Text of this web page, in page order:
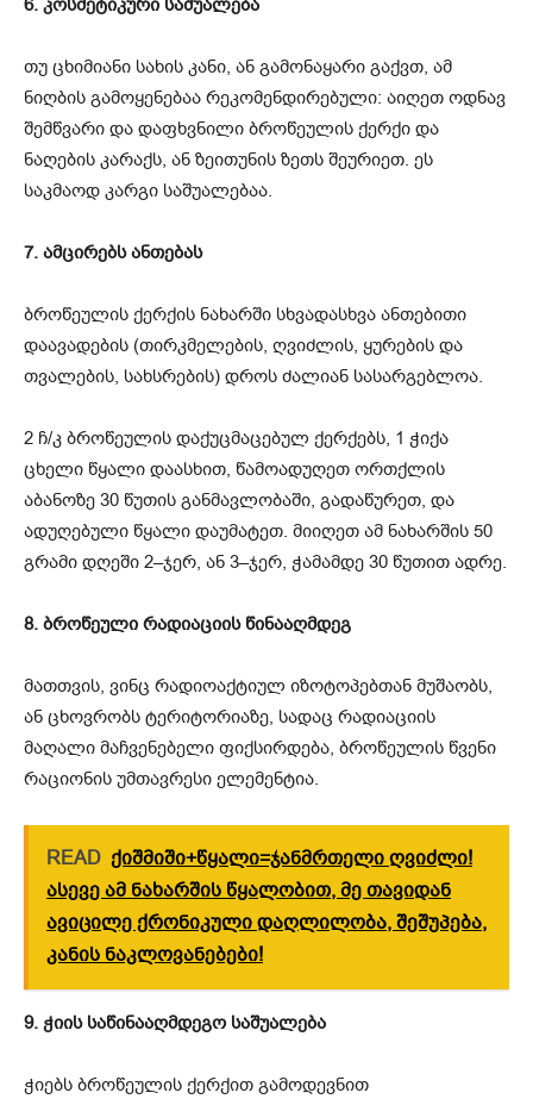
6. კოსმეტიკური საშუალება
თუ ცხიმიანი სახის კანი, ან გამონაყარი გაქვთ, ამ
ნიღბის გამოყენებაა რეკომენდირებული: აიღეთ ოდნავ
შემწვარი და დაფხვნილი ბროწეულის ქერქი და
ნაღების კარაქს, ან ზეითუნის ზეთს შეურიეთ. ეს
საკმაოდ კარგი საშუალებაა.
7. ამცირებს ანთებას
ბროწეულის ქერქის ნახარში სხვადასხვა ანთებითი
დაავადების (თირკმელების, ღვიძლის, ყურების და
თვალების, სახსრების) დროს ძალიან სასარგებლოა.
2 ჩ/კ ბროწეულის დაქუცმაცებულ ქერქებს, 1 ჭიქა
ცხელი წყალი დაასხით, წამოადუღეთ ორთქლის
აბანოზე 30 წუთის განმავლობაში, გადაწურეთ, და
ადუღებული წყალი დაუმატეთ. მიიღეთ ამ ნახარშის 50
გრამი დღეში 2–ჯერ, ან 3–ჯერ, ჭამამდე 30 წუთით ადრე.
8. ბროწეული რადიაციის წინააღმდეგ
მათთვის, ვინც რადიოაქტიულ იზოტოპებთან მუშაობს,
ან ცხოვრობს ტერიტორიაზე, სადაც რადიაციის
მაღალი მაჩვენებელი ფიქსირდება, ბროწეულის წვენი
რაციონის უმთავრესი ელემენტია.
READ ქიშმიში+წყალი=ჯანმრთელი ღვიძლი!
ასევე ამ ნახარშის წყალობით, მე თავიდან
ავიცილე ქრონიკული დაღლილობა, შეშუპება,
კანის ნაკლოვანებები!
9. ჭიის საწინააღმდეგო საშუალება
ჭიებს ბროწეულის ქერქით გამოდევნით